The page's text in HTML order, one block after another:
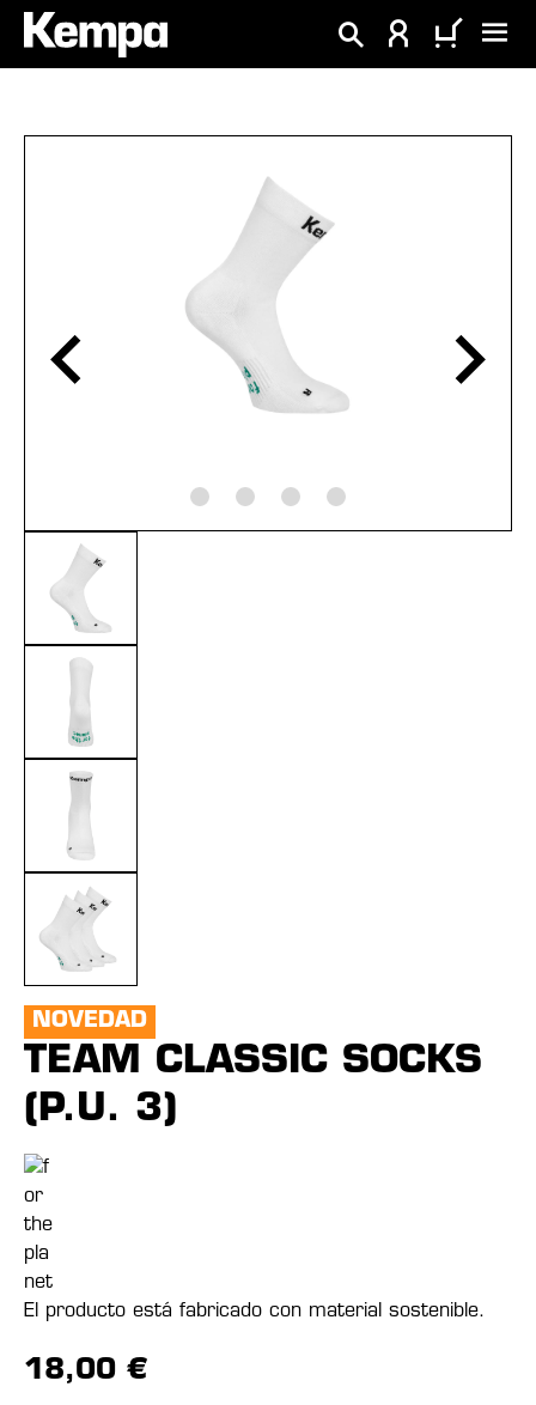
principal
NOVEDAD
TEAM CLASSIC SOCKS
(P.U. 3)
El producto está fabricado con material sostenible.
18,00 €